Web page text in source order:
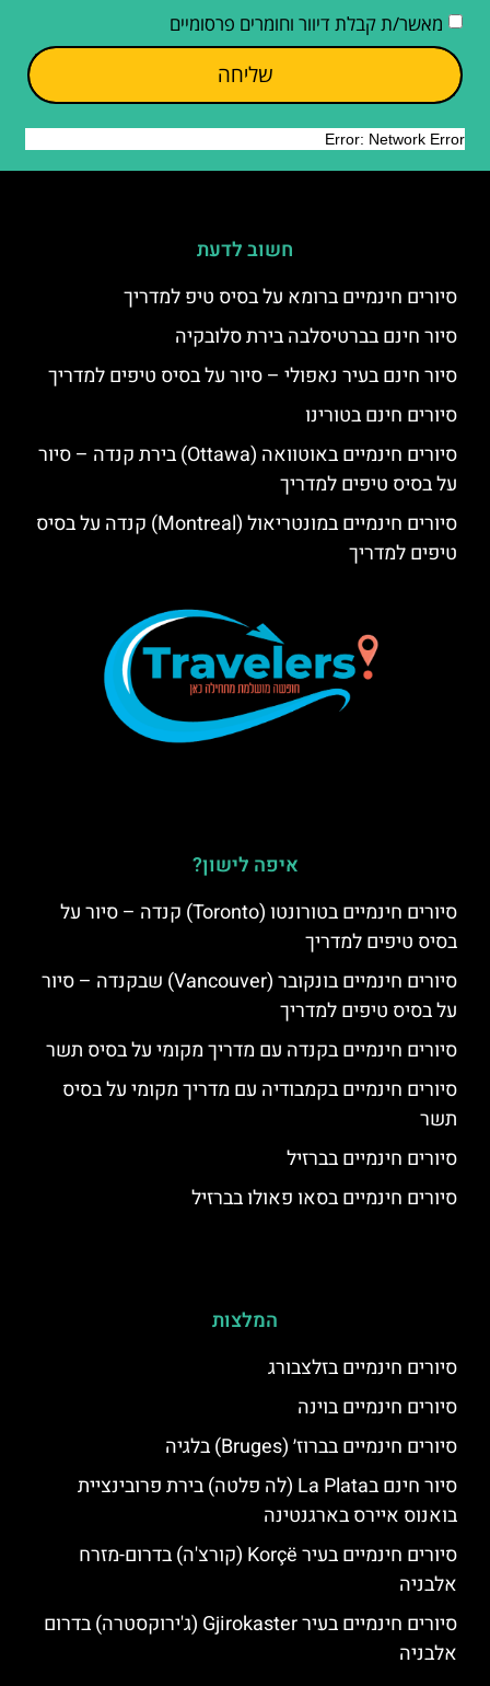
מאשר/ת קבלת דיוור וחומרים פרסומיים
שליחה
חשוב לדעת
סיורים חינמיים ברומא על בסיס טיפ למדריך
סיור חינם בברטיסלבה בירת סלובקיה
סיור חינם בעיר נאפולי – סיור על בסיס טיפים למדריך
סיורים חינם בטורינו
סיורים חינמיים באוטוואה (Ottawa) בירת קנדה – סיור
על בסיס טיפים למדריך
סיורים חינמיים במונטריאול (Montreal) קנדה על בסיס
טיפים למדריך
איפה לישון?
סיורים חינמיים בטורונטו (Toronto) קנדה – סיור על
בסיס טיפים למדריך
סיורים חינמיים בונקובר (Vancouver) שבקנדה – סיור
על בסיס טיפים למדריך
סיורים חינמיים בקנדה עם מדריך מקומי על בסיס תשר
סיורים חינמיים בקמבודיה עם מדריך מקומי על בסיס
תשר
סיורים חינמיים בברזיל
סיורים חינמיים בסאו פאולו בברזיל
המלצות
סיורים חינמיים בזלצבורג
סיורים חינמיים בוינה
סיורים חינמיים בברוז׳ (Bruges) בלגיה
סיור חינם בLa Plata (לה פלטה) בירת פרובינציית
בואנוס איירס בארגנטינה
סיורים חינמיים בעיר Korçë (קורצ'ה) בדרום-מזרח
אלבניה
סיורים חינמיים בעיר Gjirokaster (ג'ירוקסטרה) בדרום
אלבניה